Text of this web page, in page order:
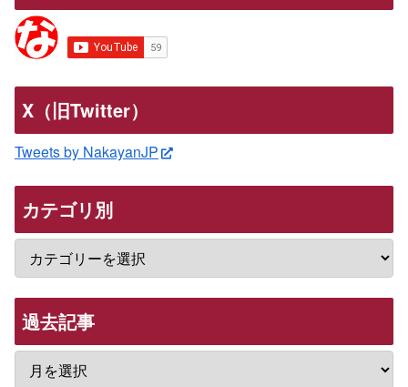
X（旧Twitter）
Tweets by NakayanJP
カテゴリ別
過去記事